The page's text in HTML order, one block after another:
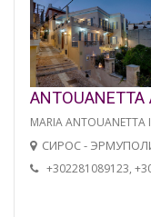
ANTOUANETTA
MARIA ANTOUANETTA
СИРОС -
+302281089123,